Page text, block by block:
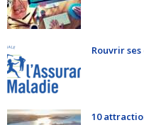
Rouvrir
10